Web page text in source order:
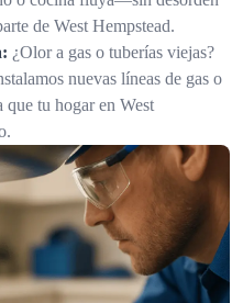
de West Hempstead.
¿Olor a gas o tuberías viejas?
nuevas líneas de gas o
que tu hogar en West